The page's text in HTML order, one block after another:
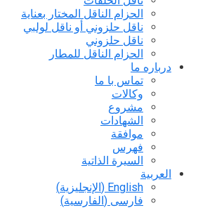
الحزام الناقل المختار بعناية
ناقل حلزوني أو ناقل لولبي
ناقل حلزوني
الحزام الناقل للمطار
درباره ما
تماس با ما
وكالات
مشروع
الشهادات
موافقة
فهرس
السيرة الذاتية
العربية
English
(الإنجليزية)
فارسی (الفارسية)